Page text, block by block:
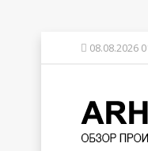
08.08.2026